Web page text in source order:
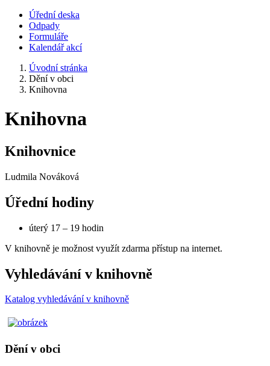
Úřední deska
Odpady
Formuláře
Kalendář akcí
Úvodní stránka
Dění v obci
Knihovna
Knihovna
Knihovnice
Ludmila Nováková
Úřední hodiny
úterý 17 – 19 hodin
V knihovně je možnost využít zdarma přístup na internet.
Vyhledávání v knihovně
Katalog vyhledávání v knihovně
Dění v obci